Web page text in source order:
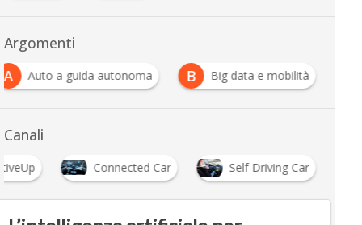
Argomenti
A
Auto a guida autonoma B Big data e mobilità
Canali
Connected Car Self Driving Car